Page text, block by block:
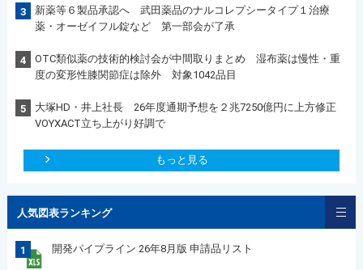
3
新薬等６製品承認へ 武田薬品のナルコレプシータイプ１治療
薬・オーゼイフル錠など 第一部会が了承
4
OTC類似薬の技術的検討会が中間取りまとめ 湿布薬は慢性・重
度の変形性膝関節症は除外 対象1042品目
5
大塚HD・井上社長 26年度通期予想を２兆7250億円に上方修正
VOYXACT立ち上がり好調で
もっと見る
人気図表ランキング
1 開発パイプライン 26年8月版 申請品リスト